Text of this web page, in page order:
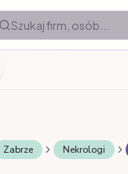
Zabrze Nekrologi